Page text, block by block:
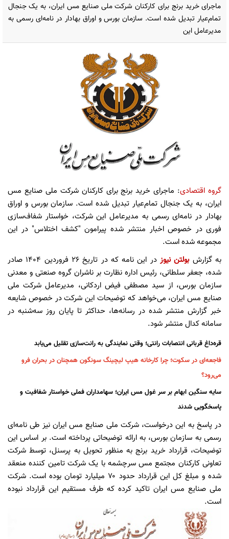
ماجرای خرید برنج برای کارکنان شرکت ملی صنایع مس ایران، به یک جنجال
تمام‌عیار تبدیل شده است. سازمان بورس و اوراق بهادار در نامه‌ای رسمی به
مدیرعامل این
گروه اقتصادی: ماجرای خرید برنج برای کارکنان شرکت ملی صنایع مس
ایران، به یک جنجال تمام‌عیار تبدیل شده است. سازمان بورس و اوراق
بهادار در نامه‌ای رسمی به مدیرعامل این شرکت، خواستار شفاف‌سازی
فوری در خصوص اخبار منتشر شده پیرامون "کشف اختلاس" در این
مجموعه شده است.
به گزارشبولتن نیوز
در این نامه که در تاریخ ۲۶ فروردین ۱۴۰۴ صادر
شده، جعفر سلطانی، رئیس اداره نظارت بر ناشران گروه صنعتی و معدنی
سازمان بورس، از سید مصطفی فیض اردکانی، مدیرعامل شرکت ملی
صنایع مس ایران، می‌خواهد که توضیحات این شرکت در خصوص شایعه
خبر گزارش منتشر شده در رسانه‌ها، حداکثر تا پایان روز سه‌شنبه در
سامانه کدال منتشر شود.
قره‌داغ قربانی انتصابات رانتی؛ وقتی نمایندگی به رانت‌سازی تقلیل می‌یابد
فاجعه‌ای در سکوت؛ چرا کارخانه هیپ لیچینگ سونگون همچنان در بحران فرو
می‌رود؟
سایه سنگین ابهام بر سر غول مس ایران؛ سهامداران فملی خواستار شفافیت و
پاسخگویی شدند
در پاسخ به این درخواست، شرکت ملی صنایع مس ایران نیز طی نامه‌ای
رسمی به سازمان بورس، به ارائه توضیحاتی پرداخته است. بر اساس این
توضیحات، قرارداد خرید برنج به منظور تحویل به پرسنل، توسط شرکت
تعاونی کارکنان مجتمع مس سرچشمه با یک شرکت تامین کننده منعقد
شده و مبلغ کل این قرارداد حدود ۷۰ میلیارد تومان بوده است. شرکت
ملی صنایع مس ایران تاکید کرده که طرف مستقیم این قرارداد نبوده
است.